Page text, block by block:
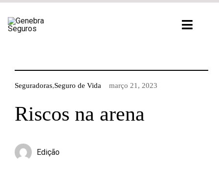
para
Seguradoras,Seguro de Vida março 21, 2023
Riscos na arena
Edição